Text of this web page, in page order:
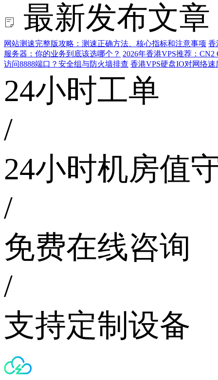
最新发布文章
网站测速完整版攻略：测速正确方法、核心指标和注意事项 香
服务器：你的业务到底该选哪个？ 2026年香港VPS推荐：
访问8888端口？安全组与防火墙排查 香港VPS硬盘IO对网络
24小时工单
/
24小时机房值
/
免费在线咨询
/
支持定制设备